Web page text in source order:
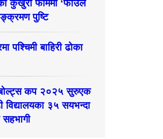
कुखुरा फार्ममा ‘फाउल
पुष्टि
पश्चिमी बाहिरी ढोका
कप २०२५ सुरुएक
विद्यालयका ३५ सयभन्दा